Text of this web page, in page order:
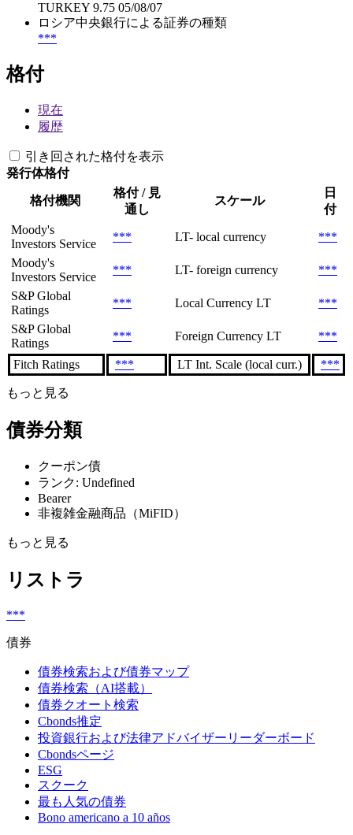
TURKEY 9.75 05/08/07
ロシア中央銀行による証券の種類
***
格付
現在
履歴
引き回された格付を表示
発行体格付
格付機関
格付 / 見
通し
スケール
日
付
Moody's
Investors Service
*** LT- local currency
***
Moody's
Investors Service
*** LT- foreign currency
***
S&P Global
Ratings
*** Local Currency LT
***
S&P Global
Ratings
*** Foreign Currency LT ***
Fitch Ratings *** LT Int. Scale (local curr.) ***
もっと見る
債券分類
クーポン債
ランク: Undefined
Bearer
非複雑金融商品（MiFID）
もっと見る
リストラ
***
債券
債券検索および債券マップ
債券検索（AI搭載）
債券クオート検索
Cbonds推定
投資銀行および法律アドバイザーリーダーボード
Cbondsページ
ESG
スクーク
最も人気の債券
Bono americano a 10 años